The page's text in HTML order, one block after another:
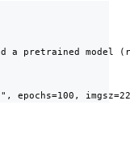
a pretrained model
epochs=100,